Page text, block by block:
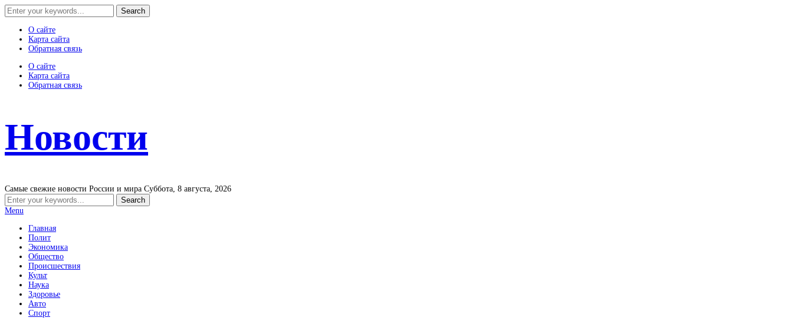
О сайте
Карта сайта
Обратная связь
О сайте
Карта сайта
Обратная связь
Новости
Самые свежие новости России и мира Суббота, 8 августа, 2026
Menu
Главная
Полит
Экономика
Общество
Происшествия
Культ
Наука
Здоровье
Авто
Спорт